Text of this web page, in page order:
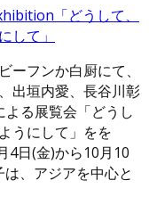
「どうして、
して」
ーフンか白厨にて、
出垣内愛、長谷川彰
よる展覧会「どうし
うにして」をを
4日(金)から10月10
、アジアを中心と